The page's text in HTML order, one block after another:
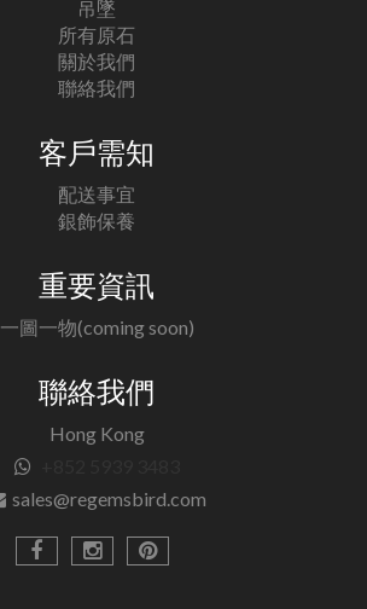
吊墜
所有原石
關於我們
聯絡我們
客戶需知
配送事宜
銀飾保養
重要資訊
一圖一物(coming soon)
聯絡我們
Hong Kong
sales@regemsbird.com